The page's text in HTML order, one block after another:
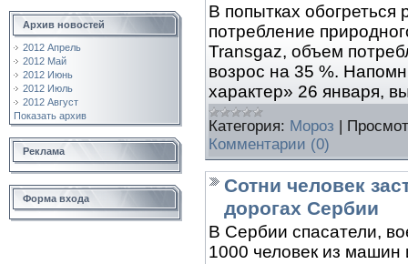
Архив новостей
2012 Апрель
2012 Май
2012 Июнь
2012 Июль
2012 Август
Показать архив
Реклама
Форма входа
В попытках
потребление
Transgaz, объем
возрос на 35 %.
характер» 26 января,
Категория: Мороз |
Комментарии (0)
Сотни человек
дорогах Сербии
В Сербии спасатели,
1000 человек из машин